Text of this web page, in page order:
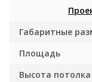
Габаритные
Площадь
Высота